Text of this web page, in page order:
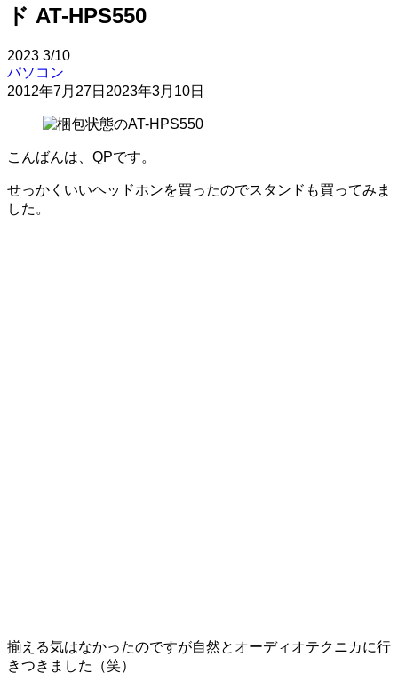
ド AT-HPS550
2023 3/10
パソコン
2012年7月27日 2023年3月10日
こんばんは、QPです。
せっかくいいヘッドホンを買ったのでスタンドも買ってみま
した。
揃える気はなかったのですが自然とオーディオテクニカに行
きつきました（笑）